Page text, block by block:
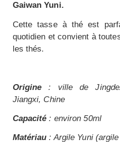
Gaiwan Yuni.
Cette tasse à thé est
quotidien et convient à
les thés.
Origine : ville de
Jiangxi, Chine
Capacité : environ 50ml
Matériau : Argile Yuni